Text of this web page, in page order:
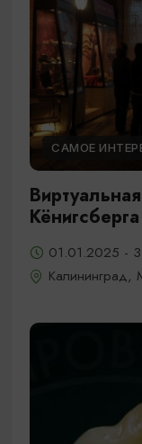
САМОЕ
Кёнигсберга
01.01.2025 -
Калининград,